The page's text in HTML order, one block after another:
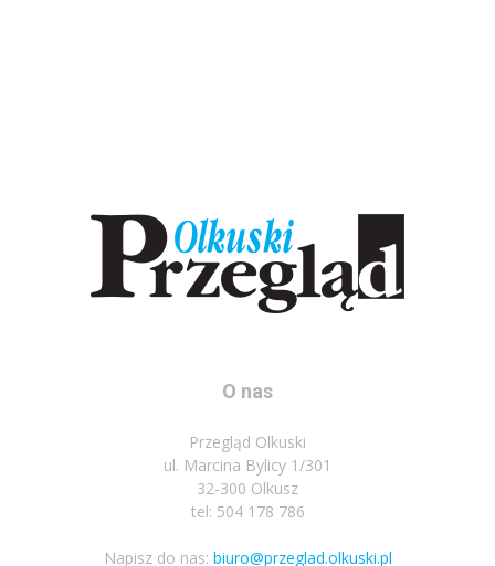
O nas
Przegląd Olkuski
ul. Marcina Bylicy 1/301
32-300 Olkusz
tel: 504 178 786
Napisz do nas: biuro@przeglad.olkuski.pl